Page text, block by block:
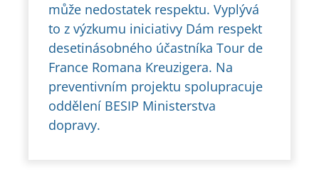
může nedostatek respektu. Vyplývá
to z výzkumu iniciativy Dám respekt
desetinásobného účastníka Tour de
France Romana Kreuzigera. Na
preventivním projektu spolupracuje
oddělení BESIP Ministerstva
dopravy.